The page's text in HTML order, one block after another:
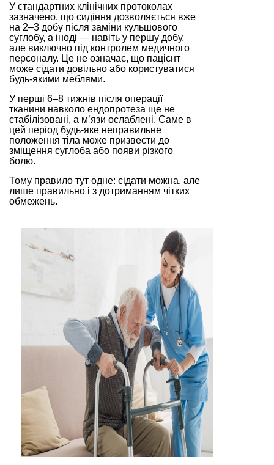
У стандартних клінічних протоколах
зазначено, що сидіння дозволяється вже
на 2–3 добу після заміни кульшового
суглобу, а іноді — навіть у першу добу,
але виключно під контролем медичного
персоналу. Це не означає, що пацієнт
може сідати довільно або користуватися
будь-якими меблями.
У перші 6–8 тижнів після операції
тканини навколо ендопротеза ще не
стабілізовані, а м’язи ослаблені. Саме в
цей період будь-яке неправильне
положення тіла може призвести до
зміщення суглоба або появи різкого
болю.
Тому правило тут одне: сідати можна, але
лише правильно і з дотриманням чітких
обмежень.